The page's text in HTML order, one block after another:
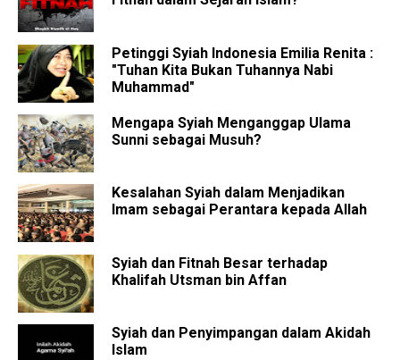
Petinggi Syiah Indonesia Emilia Renita :
"Tuhan Kita Bukan Tuhannya Nabi
Muhammad"
Mengapa Syiah Menganggap Ulama
Sunni sebagai Musuh?
Kesalahan Syiah dalam Menjadikan
Imam sebagai Perantara kepada Allah
Syiah dan Fitnah Besar terhadap
Khalifah Utsman bin Affan
Syiah dan Penyimpangan dalam Akidah
Islam